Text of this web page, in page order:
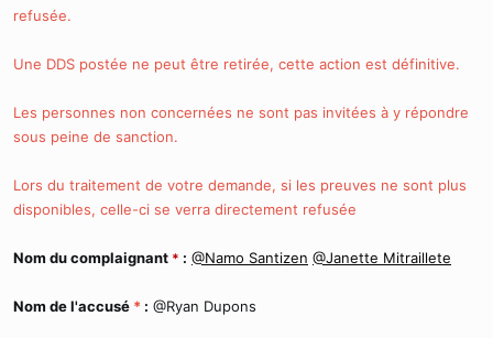
c
s
o
n
refusée.
Une DDS postée ne peut être retirée, cette action est définitive.
Les personnes non concernées ne sont pas invitées à y répondre
sous peine de sanction.
Lors du traitement de votre demande, si les preuves ne sont plus
disponibles, celle-ci se verra directement refusée
Nom du complaignant * : @Namo Santizen @Janette Mitraillete
Nom de l'accusé * : @Ryan Dupons